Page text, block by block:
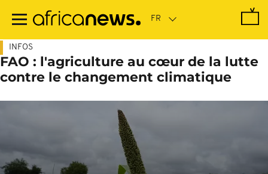
contenu
INFOS
FAO : l'agriculture au cœur de la lutte
contre le changement climatique